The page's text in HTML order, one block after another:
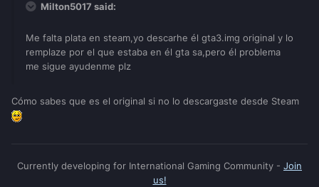
Milton5017 said:
Me falta plata en steam,yo descarhe él gta3.img original y lo
remplaze por el que estaba en él gta sa,pero él problema
me sigue ayudenme plz
Cómo sabes que es el original si no lo descargaste desde Steam
Currently developing for International Gaming Community - Join
us!